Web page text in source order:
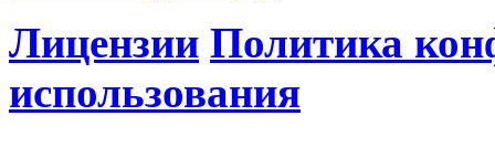
Лицензии Политика
использования